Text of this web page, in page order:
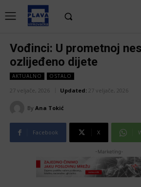
Vođinci: U prometnoj
ozlijeđeno dijete
AKTUALNO OSTALO
27 veljače, 2026 Updated: 27 veljače, 2026
By Ana Tokić
Facebook X
-Marketing-